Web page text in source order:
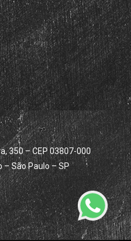
350 – CEP 03807-000
São Paulo – SP